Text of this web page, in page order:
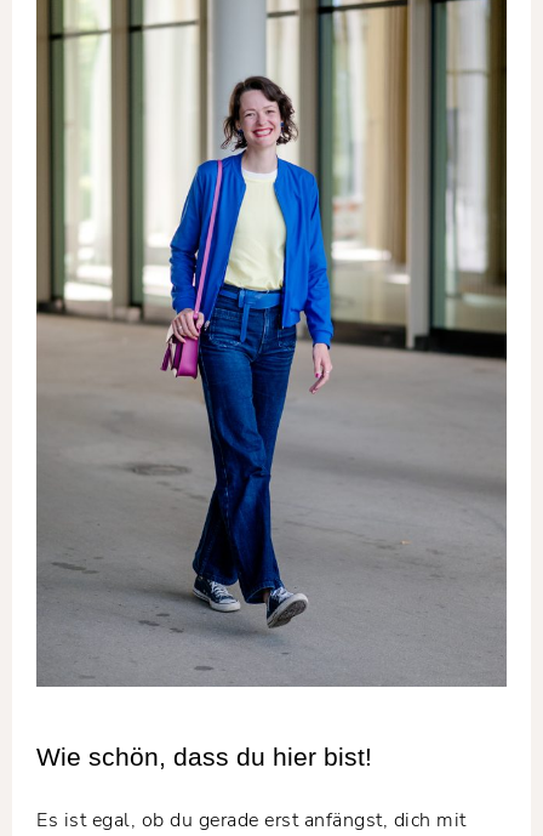
Wie schön, dass du hier bist!
Es ist egal, ob du gerade erst anfängst, dich mit